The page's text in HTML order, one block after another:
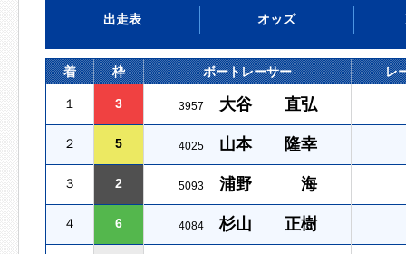
出走表 オッズ
着 枠 ボートレーサー レ
１ 3 3957 大谷 直弘
２ 5 4025 山本 隆幸
３ 2 5093 浦野 海
４ 6 4084 杉山 正樹